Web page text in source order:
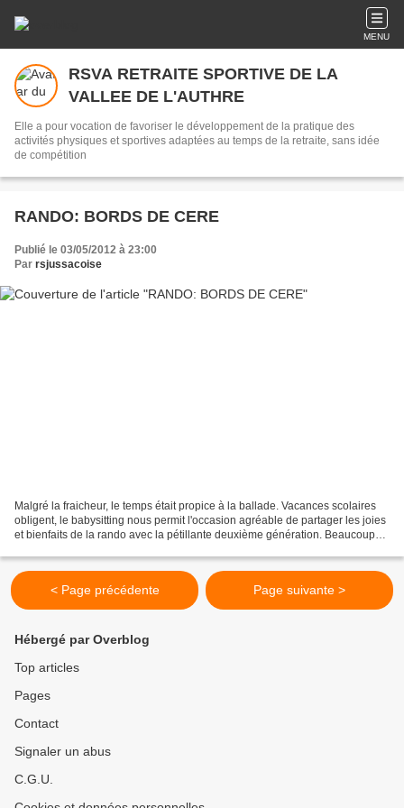
MENU
RSVA RETRAITE SPORTIVE DE LA
VALLEE DE L'AUTHRE
Elle a pour vocation de favoriser le développement de la pratique des
activités physiques et sportives adaptées au temps de la retraite, sans idée
de compétition
RANDO: BORDS DE CERE
Publié le 03/05/2012 à 23:00
Par rsjussacoise
Malgré la fraicheur, le temps était propice à la ballade. Vacances scolaires
obligent, le babysitting nous permit l'occasion agréable de partager les joies
et bienfaits de la rando avec la pétillante deuxième génération. Beaucoup
< Page précédente Page suivante >
Hébergé par Overblog
Top articles
Pages
Contact
Signaler un abus
C.G.U.